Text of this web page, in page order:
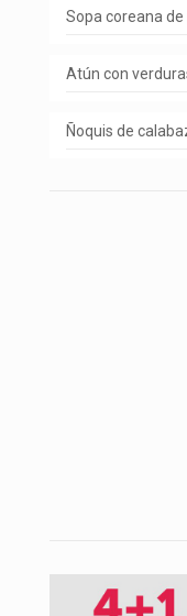
Sopa coreana
Atún con
Ñoquis de